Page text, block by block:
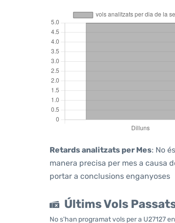
Retards analitzats per Mes: No
manera precisa per mes a causa
portar a conclusions enganyoses
Últims Vols
No s'han programat vols per a U27127